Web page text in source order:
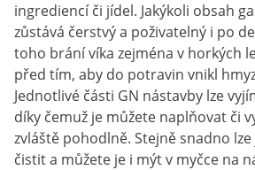
ingrediencí či jídel. Jakýkoli obsah
zůstává čerstvý a poživatelný i po
toho brání víka zejména v horkých
před tím, aby do potravin vnikl
Jednotlivé části GN nástavby lze
díky čemuž je můžete naplňovat či
zvláště pohodlně. Stejně snadno
čistit a můžete je i mýt v myčce na